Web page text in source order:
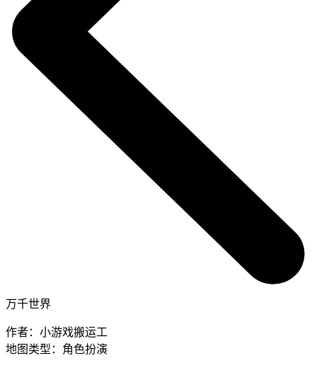
万千世界
作者： 小游戏搬运工
地图类型： 角色扮演